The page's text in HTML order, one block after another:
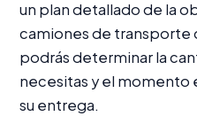
un plan detallado de la
camiones de transporte
podrás determinar la
necesitas y el momento
su entrega.